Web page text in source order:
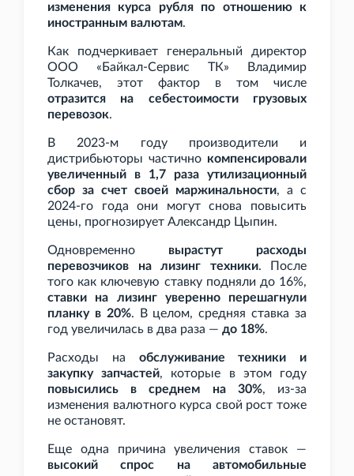
изменения курса рубля по отношению к
иностранным валютам.
Как подчеркивает генеральный директор
ООО «Байкал-Сервис ТК» Владимир
Толкачев, этот фактор в том числе
отразится на себестоимости грузовых
перевозок.
В 2023-м году производители и
дистрибьюторы частично компенсировали
увеличенный в 1,7
раза утилизационный
сбор за счет своей маржинальности, а с
2024-го года они могут снова повысить
цены, прогнозирует Александр Цыпин.
Одновременно вырастут расходы
перевозчиков на лизинг техники. После
того как ключевую ставку подняли до 16%,
ставки на лизинг уверенно перешагнули
планку в 20%. В целом, средняя ставка за
год увеличилась в два раза — до 18%.
Расходы на обслуживание техники и
закупку запчастей, которые в этом году
повысились в среднем на 30%, из-за
изменения валютного курса свой рост тоже
не остановят.
Еще одна причина увеличения ставок —
высокий спрос на автомобильные